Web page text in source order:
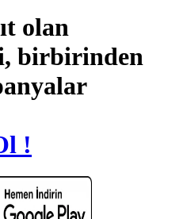
olan
birbirinden
!